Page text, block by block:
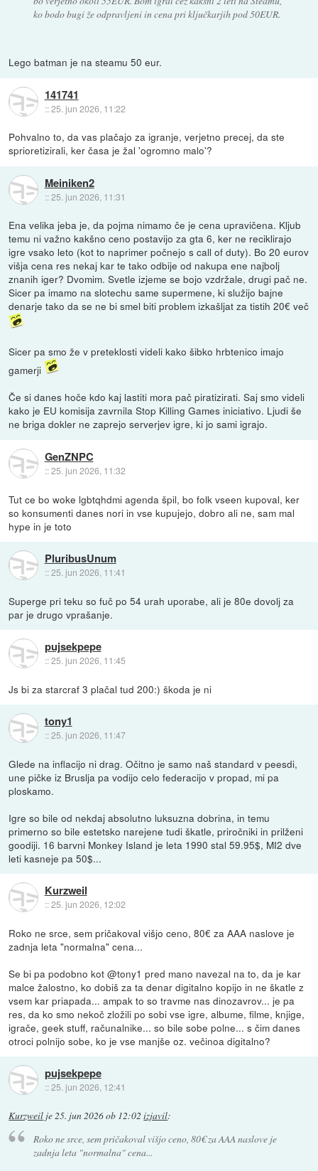
ko bodo bugi že odpravljeni in cena pri ključkarjih pod 50EUR.
Lego batman je na steamu 50 eur.
141741
::25. jun 2026, 11:22
Pohvalno to, da vas plačajo za igranje, verjetno precej, da ste
sprioretizirali, ker časa je žal 'ogromno malo'?
Meiniken2
::25. jun 2026, 11:31
Ena velika jeba je, da pojma nimamo če je cena upravičena. Kljub
temu ni važno kakšno ceno postavijo za gta 6, ker ne reciklirajo
igre vsako leto (kot to naprimer počnejo s call of duty). Bo 20 eurov
višja cena res nekaj kar te tako odbije od nakupa ene najbolj
znanih iger? Dvomim. Svetle izjeme se bojo vzdržale, drugi pač ne.
Sicer pa imamo na slotechu same supermene, ki služijo bajne
denarje tako da se ne bi smel biti problem izkašljat za tistih 20€ več
Sicer pa smo že v preteklosti videli kako šibko hrbtenico imajo
gamerji
Če si danes hoče kdo kaj lastiti mora pač piratizirati. Saj smo videli
kako je EU komisija zavrnila Stop Killing Games iniciativo. Ljudi še
ne briga dokler ne zaprejo serverjev igre, ki jo sami igrajo.
GenZNPC
::25. jun 2026, 11:32
Tut ce bo woke lgbtqhdmi agenda špil, bo folk vseen kupoval, ker
so konsumenti danes nori in vse kupujejo, dobro ali ne, sam mal
hype in je toto
PluribusUnum
::25. jun 2026, 11:41
Superge pri teku so fuč po 54 urah uporabe, ali je 80e dovolj za
par je drugo vprašanje.
pujsekpepe
::25. jun 2026, 11:45
Js bi za starcraf 3 plačal tud 200:) škoda je ni
tony1
::25. jun 2026, 11:47
Glede na inflacijo ni drag. Očitno je samo naš standard v peesdi,
une pičke iz Bruslja pa vodijo celo federacijo v propad, mi pa
ploskamo.
Igre so bile od nekdaj absolutno luksuzna dobrina, in temu
primerno so bile estetsko narejene tudi škatle, priročniki in prilženi
goodiji. 16 barvni Monkey Island je leta 1990 stal 59.95$, MI2 dve
leti kasneje pa 50$...
Kurzweil
::25. jun 2026, 12:02
Roko ne srce, sem pričakoval višjo ceno, 80€ za AAA naslove je
zadnja leta "normalna" cena...
Se bi pa podobno kot @tony1 pred mano navezal na to, da je kar
malce žalostno, ko dobiš za ta denar digitalno kopijo in ne škatle z
vsem kar priapada... ampak to so travme nas dinozavrov... je pa
res, da ko smo nekoč zložili po sobi vse igre, albume, filme, knjige,
igrače, geek stuff, računalnike... so bile sobe polne... s čim danes
otroci polnijo sobe, ko je vse manjše oz. večinoa digitalno?
pujsekpepe
::25. jun 2026, 12:41
Kurzweil je25. jun 2026 ob 12:02 izjavil:
Roko ne srce, sem pričakoval višjo ceno, 80€ za AAA naslove je
zadnja leta "normalna" cena...